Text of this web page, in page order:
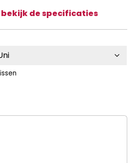
bekijk de specificaties